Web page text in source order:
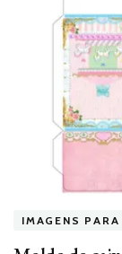
IMAGENS